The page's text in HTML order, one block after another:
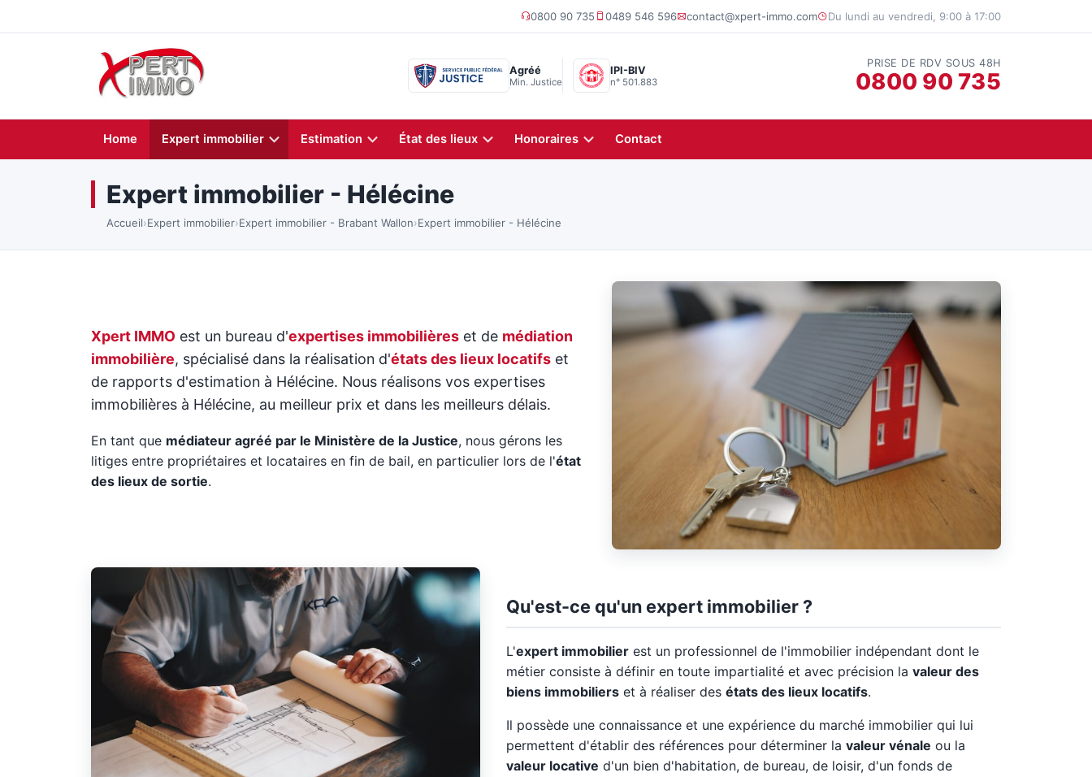
0800 90 735 0489 546 596 contact@xpert-immo.com Du lundi au vendredi, 9:00 à 17:00
Agréé
Min. Justice
IPI-BIV
n° 501.883
PRISE DE RDV SOUS 48H
0800 90 735
Home Expert immobilier Estimation État des lieux Honoraires Contact
Expert immobilier - Hélécine
Accueil›Expert immobilier›Expert immobilier - Brabant Wallon›Expert immobilier - Hélécine
Xpert IMMO est un bureau d'expertises immobilières et de médiation
immobilière, spécialisé dans la réalisation d'états des lieux locatifs et
de rapports d'estimation à Hélécine. Nous réalisons vos expertises
immobilières à Hélécine, au meilleur prix et dans les meilleurs délais.
En tant que médiateur agréé par le Ministère de la Justice, nous gérons les
litiges entre propriétaires et locataires en fin de bail, en particulier lors de l'état
des lieux de sortie.
Qu'est-ce qu'un expert immobilier ?
L'expert immobilierest un professionnel de l'immobilier indépendant dont le
métier consiste à définir en toute impartialité et avec précision la valeur des
biens immobilierset à réaliser des états des lieux locatifs.
Il possède une connaissance et une expérience du marché immobilier qui lui
permettent d'établir des références pour déterminer la valeur vénale ou la
valeur locative d'un bien d'habitation, de bureau, de loisir, d'un fonds de